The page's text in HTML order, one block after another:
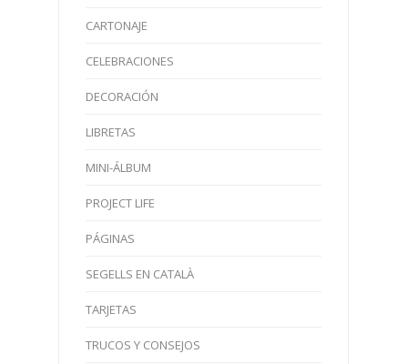
CARTONAJE
CELEBRACIONES
DECORACIÓN
LIBRETAS
MINI-ÁLBUM
PROJECT LIFE
PÁGINAS
SEGELLS EN CATALÀ
TARJETAS
TRUCOS Y CONSEJOS